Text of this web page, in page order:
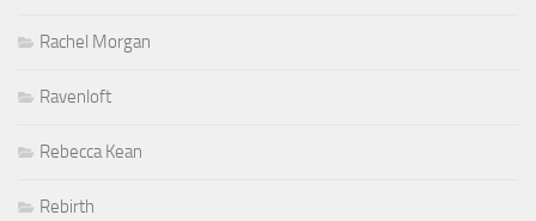
Rachel Morgan
Ravenloft
Rebecca Kean
Rebirth